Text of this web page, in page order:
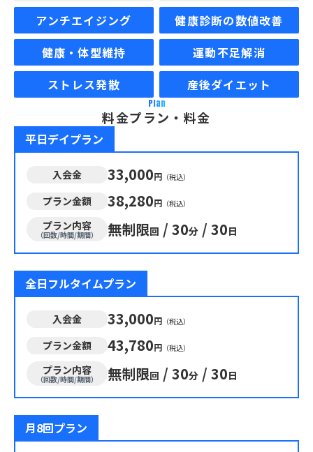
アンチエイジング
健康診断の数値改善
健康・体型維持
運動不足解消
ストレス発散
産後ダイエット
Plan
料金プラン・料金
平日デイプラン
入会金 33,000円 （税込）
プラン金額 38,280円 （税込）
プラン内容
（回数/時間/期間） 無制限回 / 30分 / 30日
全日フルタイムプラン
入会金 33,000円 （税込）
プラン金額 43,780円 （税込）
プラン内容
（回数/時間/期間） 無制限回 / 30分 / 30日
月8回プラン